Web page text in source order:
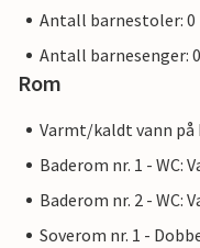
Antall barnestoler: 0
Antall barnesenger: 0
Rom
Varmt/kaldt vann
Baderom nr. 1 - WC:
Baderom nr. 2 - WC:
Soverom nr. 1 -